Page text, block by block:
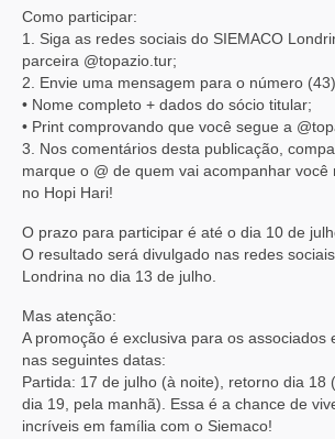
Como participar:
1. Siga as redes sociais do SIEMACO
parceira @‌topazio.tur;
2. Envie uma mensagem para o número
• Nome completo + dados do sócio titular;
• Print comprovando que você segue a
3. Nos comentários desta publicação,
marque o @ de quem vai acompanhar você
no Hopi Hari!
O prazo para participar é até o dia 10 de
O resultado será divulgado nas redes
Londrina no dia 13 de julho.
Mas atenção:
A promoção é exclusiva para os associados
nas seguintes datas:
Partida: 17 de julho (à noite), retorno dia 18
dia 19, pela manhã). Essa é a chance de
incríveis em família com o Siemaco!